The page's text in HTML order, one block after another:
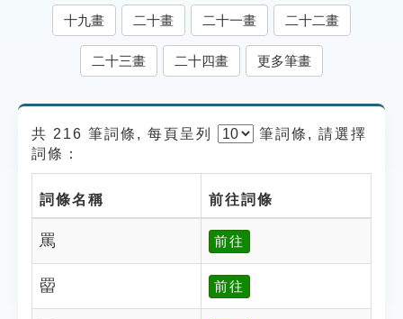
遊戲專區
貓頭鷹博士
十九畫 二十畫 二十一畫 二十二畫
二十三畫 二十四畫 更多筆畫
共 216 筆詞條, 每頁呈列 筆詞條, 請選擇
詞條：
詞條名稱 前往詞條
罵 前往
罶 前往